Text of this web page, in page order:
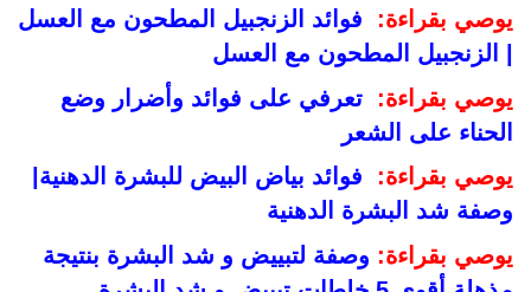
يوصي بقراءة: فوائد الزنجبيل المطحون مع العسل
| الزنجبيل المطحون مع العسل
يوصي بقراءة: تعرفي على فوائد وأضرار وضع
الحناء على الشعر
يوصي بقراءة: فوائد بياض البيض للبشرة الدهنية|
وصفة شد البشرة الدهنية
يوصي بقراءة: وصفة لتبييض و شد البشرة بنتيجة